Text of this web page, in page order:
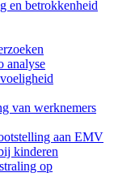
en betrokkenheid
analyse
van werknemers
aan EMV
kinderen
op